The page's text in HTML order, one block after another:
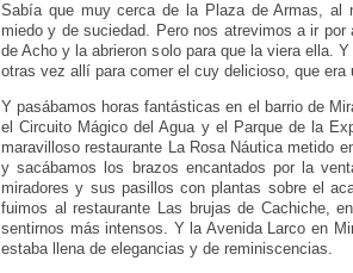
Sabía que muy cerca de la Plaza de Armas,
miedo y de suciedad. Pero nos atrevimos a ir
de Acho y la abrieron solo para que la viera ella.
otras vez allí para comer el cuy delicioso, que
Y pasábamos horas fantásticas en el barrio de
el Circuito Mágico del Agua y el Parque de la
maravilloso restaurante La Rosa Náutica metido
y sacábamos los brazos encantados por la
miradores y sus pasillos con plantas sobre el
fuimos al restaurante Las brujas de Cachiche,
sentirnos más intensos. Y la Avenida Larco en
estaba llena de elegancias y de reminiscencias.